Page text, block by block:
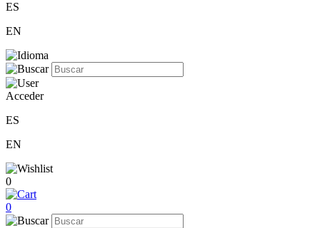
ES
EN
Acceder
ES
EN
0
0